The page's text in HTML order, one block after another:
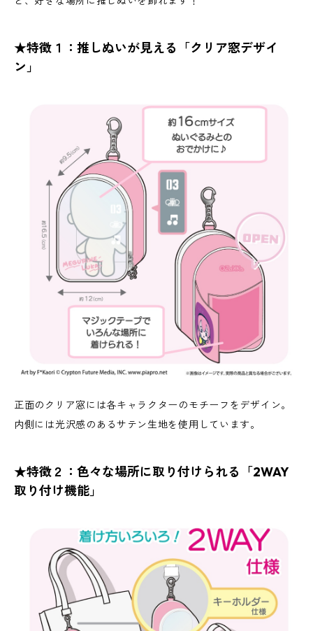
★特徴１：推しぬいが見える「クリア窓デザイ
ン」
正面のクリア窓には各キャラクターのモチーフをデザイン。
内側には光沢感のあるサテン生地を使用しています。
★特徴２：色々な場所に取り付けられる「2WAY
取り付け機能」